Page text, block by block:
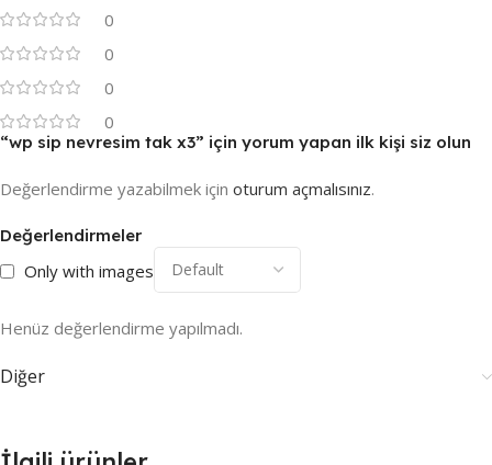
0
0
0
0
Değerlendirmeler
Only with images
Henüz değerlendirme yapılmadı.
“wp sip nevresim tak x3” için yorum yapan ilk kişi siz olun
Değerlendirme yazabilmek için oturum açmalısınız.
Diğer